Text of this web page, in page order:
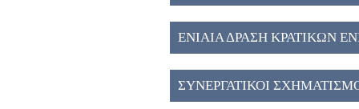
ΕΝΙΑΙΑ ΔΡΑΣΗ ΚΡΑΤΙΚΩΝ
ΑΝΑΠΤΥΞΗΣ &
ΣΥΝΕΡΓΑΤΙΚΟΙ